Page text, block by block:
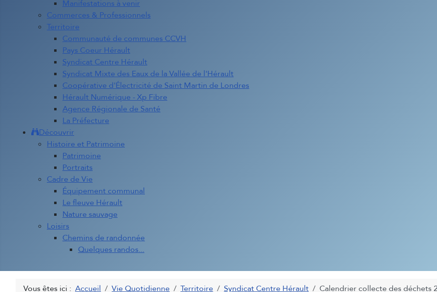
Manifestations à venir
Commerces & Professionnels
Territoire
Communauté de communes CCVH
Pays Coeur Hérault
Syndicat Centre Hérault
Syndicat Mixte des Eaux de la Vallée de l'Hérault
Coopérative d'Électricité de Saint Martin de Londres
Hérault Numérique - Xp Fibre
Agence Régionale de Santé
La Préfecture
Découvrir
Histoire et Patrimoine
Patrimoine
Portraits
Cadre de Vie
Équipement communal
Le fleuve Hérault
Nature sauvage
Loisirs
Chemins de randonnée
Quelques randos...
Vous êtes ici : Accueil Vie Quotidienne Territoire Syndicat Centre Hérault Calendrier collecte des déchets